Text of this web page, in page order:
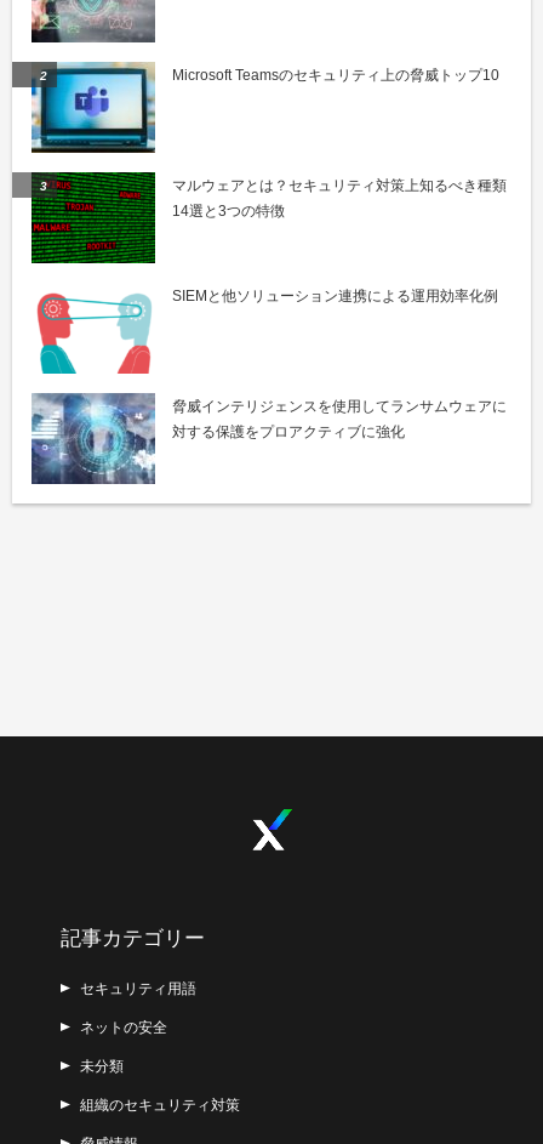
Microsoft Teamsのセキュリティ上の脅威トップ10
マルウェアとは？セキュリティ対策上知るべき種類
14選と3つの特徴
SIEMと他ソリューション連携による運用効率化例
脅威インテリジェンスを使用してランサムウェアに
対する保護をプロアクティブに強化
記事カテゴリー
セキュリティ用語
ネットの安全
未分類
組織のセキュリティ対策